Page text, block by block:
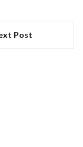
Post